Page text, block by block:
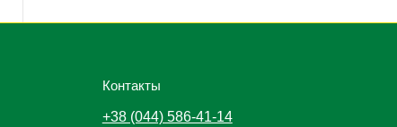
Контакты
+38 (044) 586-41-14